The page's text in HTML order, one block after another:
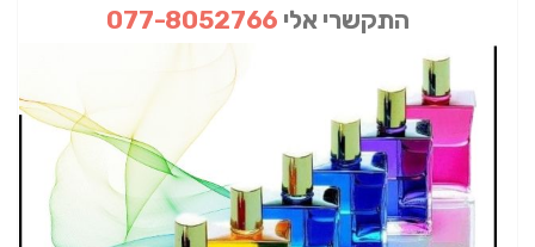
התקשרי אלי 077-8052766